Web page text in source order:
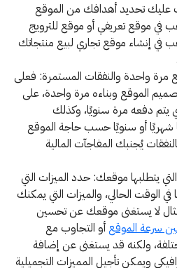
عليك تحديد أهدافك من الموقع
في موقع تعريفي أو موقع للترويج
في إنشاء موقع تجاري لبيع منتجاتك
مرة واحدة والنفقات المستمرة: فعلى
الموقع وبناءه مرة واحدة، على
دفعه مرة سنويًا، وكذلك
شهريًا أو سنويًا حسب حاجة الموقع
يُجنبك المفاجآت المالية
يتطلبها موقعك: حدد الميزات التي
في الوقت الحالي، والميزات التي يمكنك
لا يستغنى موقعك عن تحسين
سرعة الموقعأو التجاوب مع
ولكنه قد يستغنى عن إضافة
ويمكن تأجيل المميزات التجميلية